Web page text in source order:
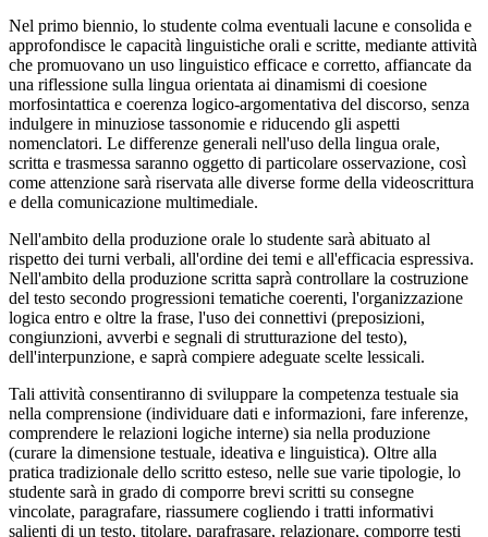
Nel primo biennio, lo studente colma eventuali lacune e consolida e
approfondisce le capacità linguistiche orali e scritte, mediante attività
che promuovano un uso linguistico efficace e corretto, affiancate da
una riflessione sulla lingua orientata ai dinamismi di coesione
morfosintattica e coerenza logico-argomentativa del discorso, senza
indulgere in minuziose tassonomie e riducendo gli aspetti
nomenclatori. Le differenze generali nell'uso della lingua orale,
scritta e trasmessa saranno oggetto di particolare osservazione, così
come attenzione sarà riservata alle diverse forme della videoscrittura
e della comunicazione multimediale.
Nell'ambito della produzione orale lo studente sarà abituato al
rispetto dei turni verbali, all'ordine dei temi e all'efficacia espressiva.
Nell'ambito della produzione scritta saprà controllare la costruzione
del testo secondo progressioni tematiche coerenti, l'organizzazione
logica entro e oltre la frase, l'uso dei connettivi (preposizioni,
congiunzioni, avverbi e segnali di strutturazione del testo),
dell'interpunzione, e saprà compiere adeguate scelte lessicali.
Tali attività consentiranno di sviluppare la competenza testuale sia
nella comprensione (individuare dati e informazioni, fare inferenze,
comprendere le relazioni logiche interne) sia nella produzione
(curare la dimensione testuale, ideativa e linguistica). Oltre alla
pratica tradizionale dello scritto esteso, nelle sue varie tipologie, lo
studente sarà in grado di comporre brevi scritti su consegne
vincolate, paragrafare, riassumere cogliendo i tratti informativi
salienti di un testo, titolare, parafrasare, relazionare, comporre testi